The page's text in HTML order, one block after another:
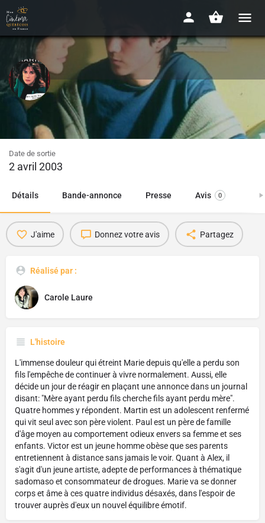
Les Fils de Marie
2002 - 1h39
Date de sortie
2 avril 2003
Détails Bande-annonce Presse Avis 0
J'aime Donnez votre avis Partagez
Réalisé par :
Carole Laure
L'histoire
L'immense douleur qui étreint Marie depuis qu'elle a perdu son
fils l'empêche de continuer à vivre normalement. Aussi, elle
décide un jour de réagir en plaçant une annonce dans un journal
disant: "Mère ayant perdu fils cherche fils ayant perdu mère".
Quatre hommes y répondent. Martin est un adolescent renfermé
qui vit seul avec son père violent. Paul est un père de famille
d'âge moyen au comportement odieux envers sa femme et ses
enfants. Victor est un jeune homme obèse que ses parents
entretiennent à distance sans jamais le voir. Quant à Alex, il
s'agit d'un jeune artiste, adepte de performances à thématique
sadomaso et consommateur de drogues. Marie va se donner
corps et âme à ces quatre individus désaxés, dans l'espoir de
trouver auprès d'eux un nouvel équilibre émotif.